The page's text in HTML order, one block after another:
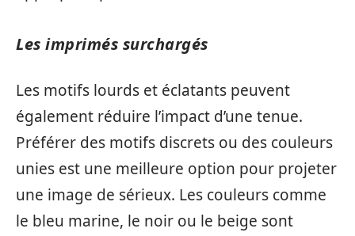
Les imprimés surchargés
Les motifs lourds et éclatants peuvent
également réduire l’impact d’une tenue.
Préférer des motifs discrets ou des couleurs
unies est une meilleure option pour projeter
une image de sérieux. Les couleurs comme
le bleu marine, le noir ou le beige sont